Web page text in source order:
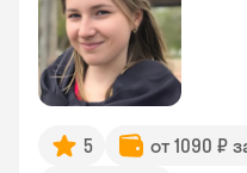
5 от 1090 ₽